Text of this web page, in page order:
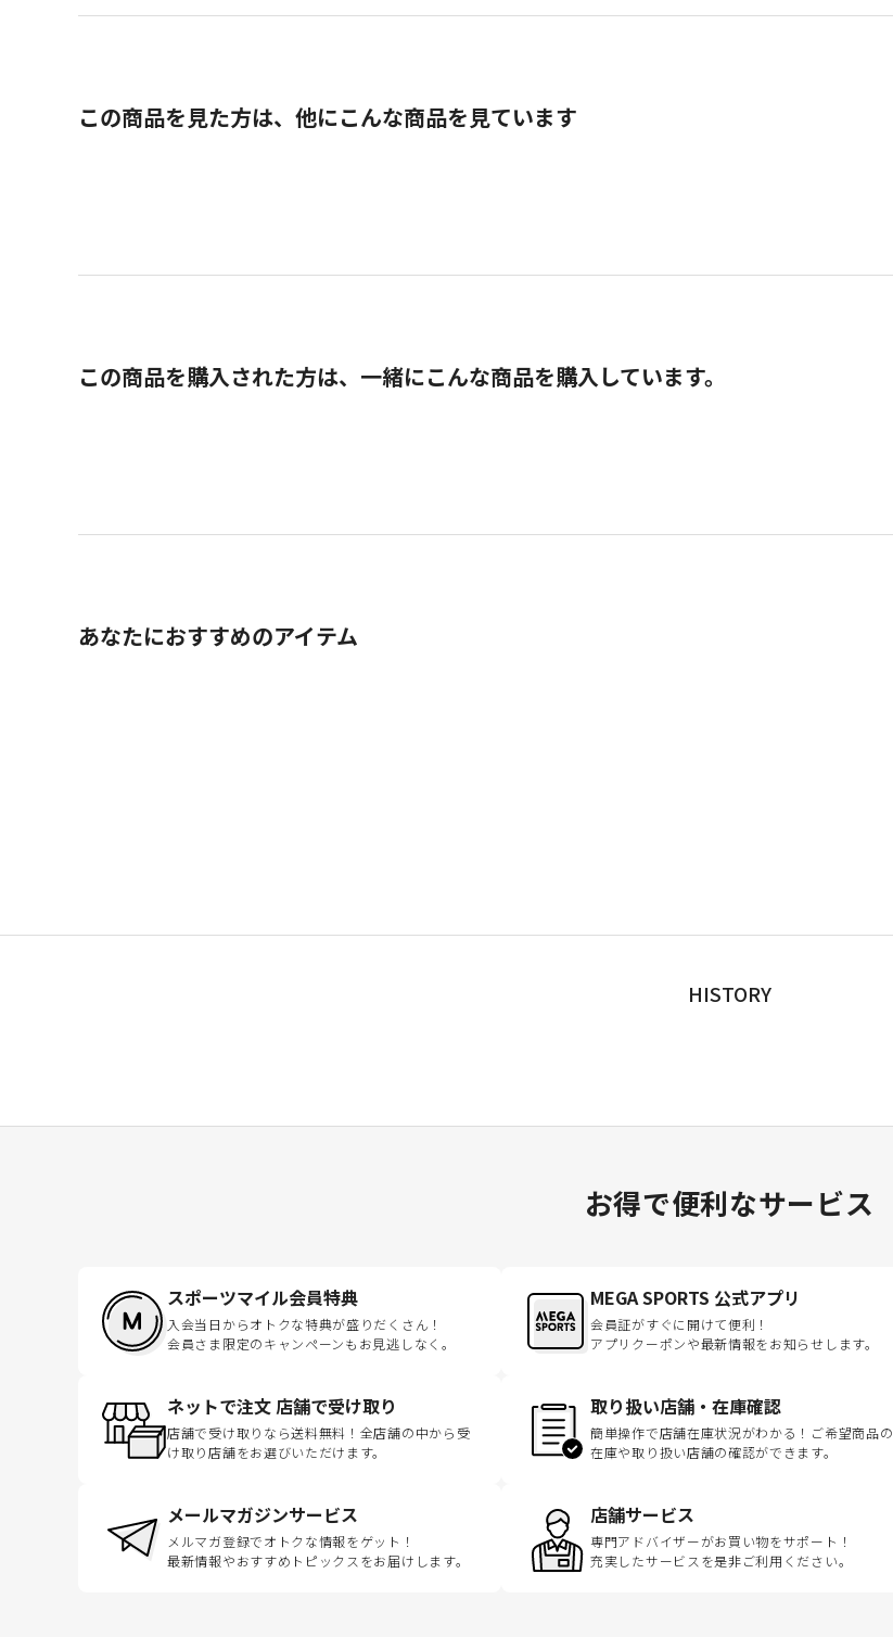
この商品を見た方は、他にこんな商品を見ています
この商品を購入された方は、一緒にこんな商品を購入しています。
あなたにおすすめのアイテム
HISTORY
お得で便利なサービス
スポーツマイル会員特典
入会当日からオトクな特典が盛りだくさん！
会員さま限定のキャンペーンもお見逃しなく。
MEGA SPORTS 公式アプリ
会員証がすぐに開けて便利！
アプリクーポンや最新情報をお知らせします。
ネットで注文 店舗で受け取り
店舗で受け取りなら送料無料！全店舗の中から受
け取り店舗をお選びいただけます。
取り扱い店舗・在庫確認
簡単操作で店舗在庫状況がわかる！ご希望商品の
在庫や取り扱い店舗の確認ができます。
メールマガジンサービス
メルマガ登録でオトクな情報をゲット！
最新情報やおすすめトピックスをお届けします。
店舗サービス
専門アドバイザーがお買い物をサポート！
充実したサービスを是非ご利用ください。